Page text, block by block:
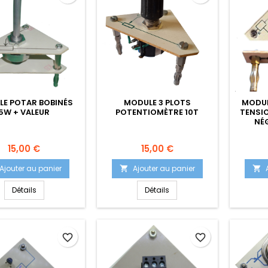
POTAR BOBINÉS
+ VALEUR
Prix
15,00 €
Ajouter au panier
Détails
MODULE 3 PLOTS
POTENTIOMÈTRE 10T
Prix
15,00 €
 Ajouter au panier
Détails

favorite_border favorite_border